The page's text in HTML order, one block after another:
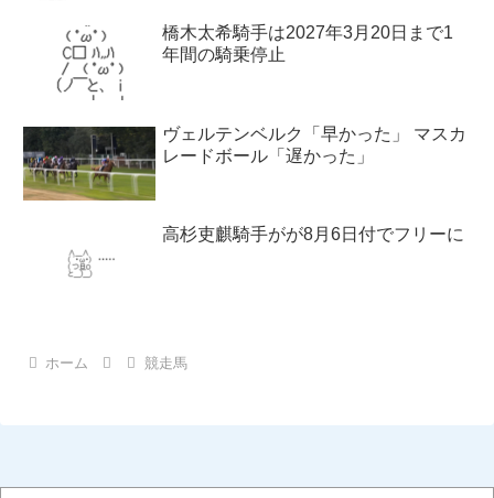
橋木太希騎手は2027年3月20日まで1
年間の騎乗停止
ヴェルテンベルク「早かった」 マスカ
レードボール「遅かった」
高杉吏麒騎手がが8月6日付でフリーに
ホーム 競走馬